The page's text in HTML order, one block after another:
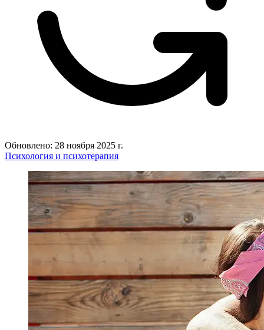
Обновлено: 28 ноября 2025 г.
Психология и психотерапия